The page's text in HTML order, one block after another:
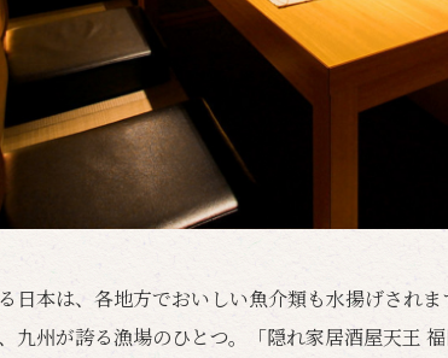
日本は、各地方でおいしい魚介類も水揚げされ
九州が誇る漁場のひとつ。「隠れ家居酒屋天王